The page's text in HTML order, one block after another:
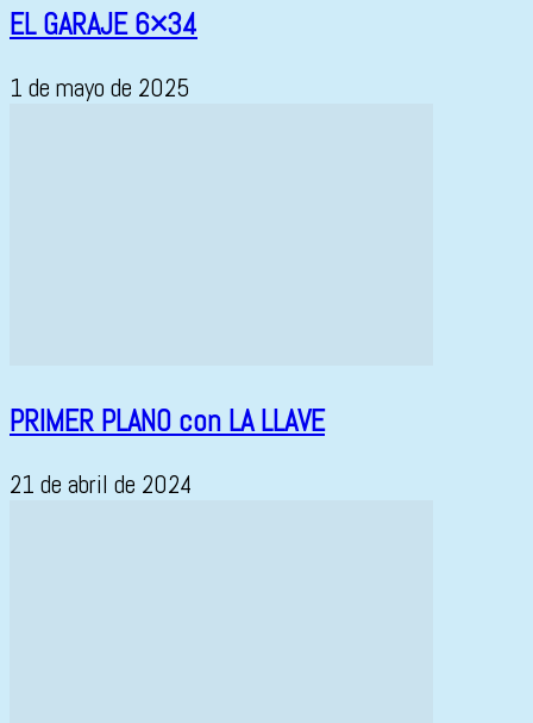
EL GARAJE 6×34
1 de mayo de 2025
PRIMER PLANO con LA LLAVE
21 de abril de 2024